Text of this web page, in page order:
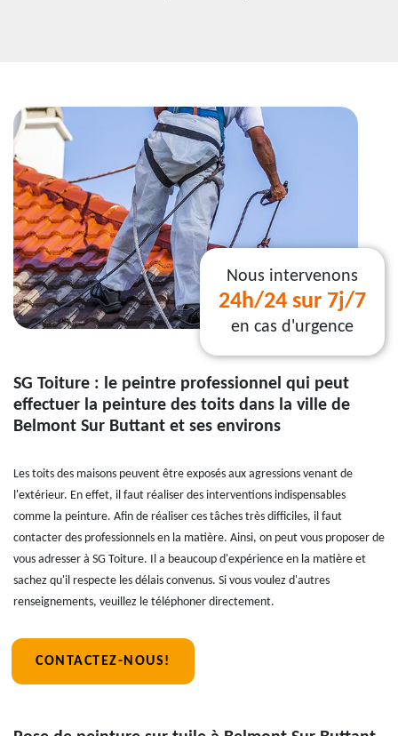
Nous intervenons
24h/24 sur 7j/7
en cas d'urgence
SG Toiture : le peintre professionnel qui peut
effectuer la peinture des toits dans la ville de
Belmont Sur Buttant et ses environs
Les toits des maisons peuvent être exposés aux agressions venant de
l'extérieur. En effet, il faut réaliser des interventions indispensables
comme la peinture. Afin de réaliser ces tâches très difficiles, il faut
contacter des professionnels en la matière. Ainsi, on peut vous proposer de
vous adresser à SG Toiture. Il a beaucoup d'expérience en la matière et
sachez qu'il respecte les délais convenus. Si vous voulez d'autres
renseignements, veuillez le téléphoner directement.
CONTACTEZ-NOUS!